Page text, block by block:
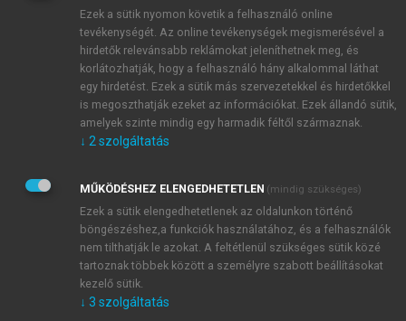
JELSZÓ ÚJRA
Kérek értesítést a MeRSZ újdonságairól, akcióiról.
Kérek értesítést az Akadémiai Kiadó Zrt. újdonságairól,
Adatkezelési tájékoztatóbanfoglaltakat tudomásul
veszem és elfogadom.
Általános vásárlási feltételeket, valamint a szotar.netés a
mersz.huoldalak licencszerződéseiben foglaltakat
tudomásul veszem és elfogadom.
KIPRÓBÁLOM
Ezek a sütik nyomon követik a felhasználó online
tevékenységét. Az online tevékenységek megismerésével a
hirdetők relevánsabb reklámokat jeleníthetnek meg, és
korlátozhatják, hogy a felhasználó hány alkalommal láthat
egy hirdetést. Ezek a sütik más szervezetekkel és hirdetőkkel
is megoszthatják ezeket az információkat. Ezek állandó sütik,
amelyek szinte mindig egy harmadik féltől származnak.
↓ 2 szolgáltatás
MŰKÖDÉSHEZ ELENGEDHETETLEN (mindig szükséges)
Ezek a sütik elengedhetetlenek az oldalunkon történő
böngészéshez,a funkciók használatához, és a felhasználók
nem tilthatják le azokat. A feltétlenül szükséges sütik közé
tartoznak többek között a személyre szabott beállításokat
kezelő sütik.
↓ 3 szolgáltatás